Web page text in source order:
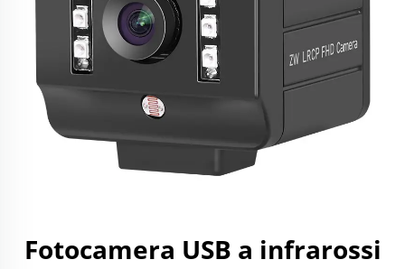
Fotocamera USB a infrarossi